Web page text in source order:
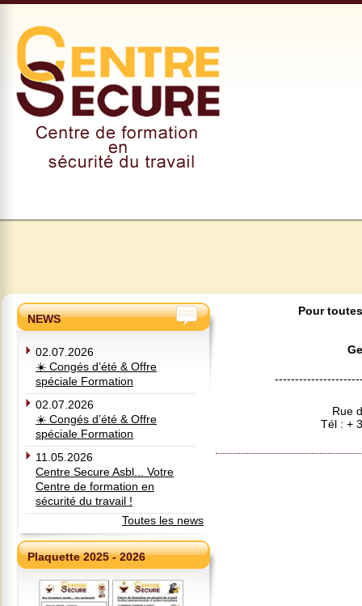
NEWS
02.07.2026
☀️ Congés d’été & Offre
spéciale Formation
02.07.2026
☀️ Congés d’été & Offre
spéciale Formation
11.05.2026
Centre Secure Asbl... Votre
Centre de formation en
sécurité du travail !
Toutes les news
Plaquette 2025 - 2026
Pour
Rue
Tél : +